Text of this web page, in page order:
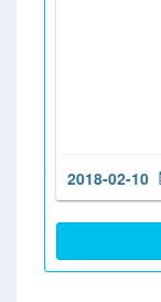
2018-02-10